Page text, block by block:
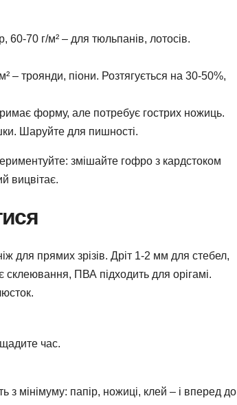
60-70 г/м² – для тюльпанів, лотосів.
троянди, піони. Розтягується на 30-50%,
форму, але потребує гострих ножиць.
Шаруйте для пишності.
змішайте гофро з кардстоком
вицвітає.
для прямих зрізів. Дріт 1-2 мм для стебел,
склеювання, ПВА підходить для орігамі.
час.
з мінімуму: папір, ножиці, клей – і вперед до